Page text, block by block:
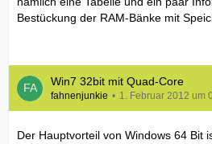
Bestückung der RAM-Bänke mit
Win7 32bit mit Quad-Core
fahnenjunkie 1. Februar 2012 um
Der Hauptvorteil von Windows 64 Bit